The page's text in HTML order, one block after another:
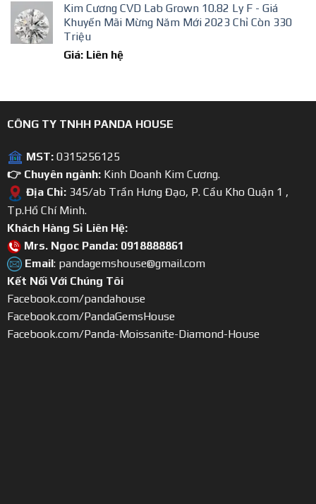
Kim Cương CVD Lab Grown 10.82 Ly F - Giá
Khuyến Mãi Mừng Năm Mới 2023 Chỉ Còn 330
Triệu
Giá: Liên hệ
CÔNG TY TNHH PANDA HOUSE
MST: 0315256125
👉 Chuyên ngành: Kinh Doanh Kim Cương.
Địa Chỉ:345/ab Trần Hưng Đạo, P. Cầu Kho Quận 1 ,
Tp.Hồ Chí Minh.
Khách Hàng Sỉ Liên Hệ:
Mrs. Ngoc Panda: 0918888861
Email: pandagemshouse@gmail.com
Kết Nối Với Chúng Tôi
Facebook.com/pandahouse
Facebook.com/PandaGemsHouse
Facebook.com/Panda-Moissanite-Diamond-House